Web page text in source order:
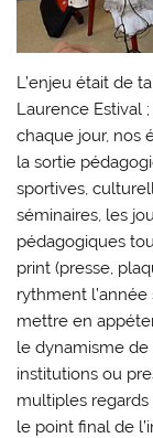
L’enjeu était de
Laurence Estival
chaque jour, nos
la sortie
sportives,
séminaires, les
pédagogiques
print (presse,
rythment
mettre en
le dynamisme de
institutions ou
multiples regards
le point final de